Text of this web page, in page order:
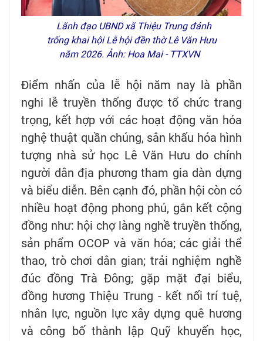
Lãnh đạo UBND xã Thiệu Trung đánh
trống khai hội Lễ hội đền thờ Lê Văn Hưu
năm 2026. Ảnh: Hoa Mai - TTXVN
Điểm nhấn của lễ hội năm nay là phần
nghi lễ truyền thống được tổ chức trang
trọng, kết hợp với các hoạt động văn hóa
nghệ thuật quần chúng, sân khấu hóa hình
tượng nhà sử học Lê Văn Hưu do chính
người dân địa phương tham gia dàn dựng
và biểu diễn. Bên cạnh đó, phần hội còn có
nhiều hoạt động phong phú, gắn kết cộng
đồng như: hội chợ làng nghề truyền thống,
sản phẩm OCOP và văn hóa; các giải thể
thao, trò chơi dân gian; trải nghiệm nghề
đúc đồng Trà Đông; gặp mặt đại biểu,
đồng hương Thiệu Trung - kết nối trí tuệ,
nhân lực, nguồn lực xây dựng quê hương
và công bố thành lập Quỹ khuyến học,